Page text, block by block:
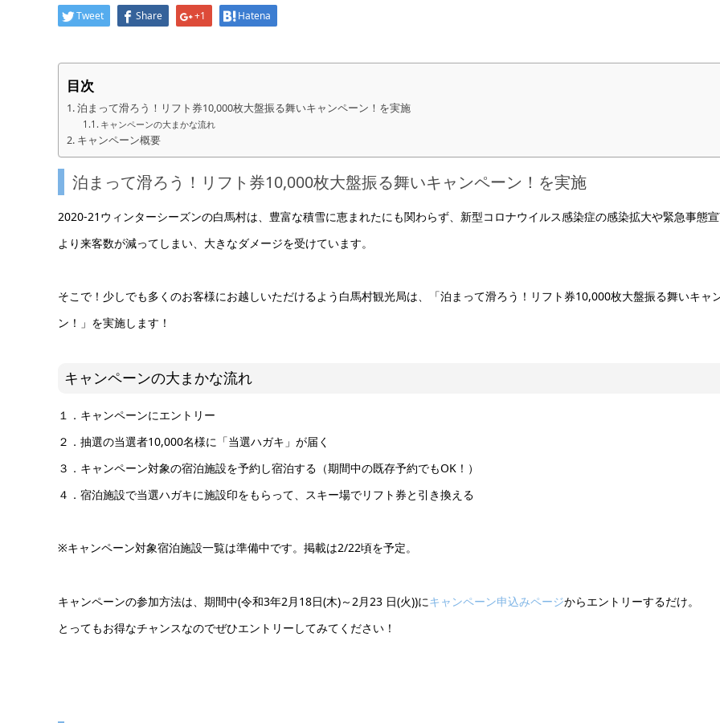
Tweet Share +1 Hatena
目次
泊まって滑ろう！リフト券10,000枚大盤振る舞いキャンペーン！を実施
キャンペーンの大まかな流れ
キャンペーン概要
泊まって滑ろう！リフト券10,000枚大盤振る舞いキャンペーン！を実施
2020-21ウィンターシーズンの白馬村は、豊富な積雪に恵まれたにも関わらず、新型コロナウイルス感染症の感染拡大や緊急事態
より来客数が減ってしまい、大きなダメージを受けています。
そこで！少しでも多くのお客様にお越しいただけるよう白馬村観光局は、「泊まって滑ろう！リフト券10,000枚大盤振る舞いキャ
ン！」を実施します！
キャンペーンの大まかな流れ
１．キャンペーンにエントリー
２．抽選の当選者10,000名様に「当選ハガキ」が届く
３．キャンペーン対象の宿泊施設を予約し宿泊する（期間中の既存予約でもOK！）
４．宿泊施設で当選ハガキに施設印をもらって、スキー場でリフト券と引き換える
※キャンペーン対象宿泊施設一覧は準備中です。掲載は2/22頃を予定。
キャンペーンの参加方法は、期間中(令和3年2月18日(木)～2月23 日(火))にキャンペーン申込みページからエントリーするだけ。
とってもお得なチャンスなのでぜひエントリーしてみてください！